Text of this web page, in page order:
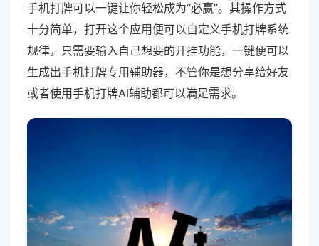
手机打牌可以一键让你轻松成为“必赢”。其操作方式
十分简单，打开这个应用便可以自定义手机打牌系统
规律，只需要输入自己想要的开挂功能，一键便可以
生成出手机打牌专用辅助器，不管你是想分享给好友
或者使用手机打牌AI辅助都可以满足需求。